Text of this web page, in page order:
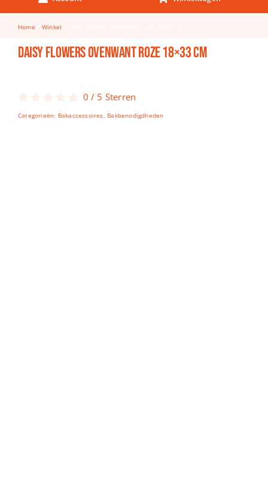
Keuken & Tafelen
Kinderfietsen
Knutselen
Spellen
Home Winkel
Daisy flowers ovenwant roze 18×33 cm
0 / 5 Sterren
Categorieën: Bakaccessoires, Bakbenodigdheden